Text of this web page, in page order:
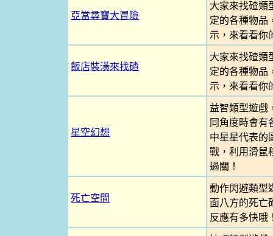
亞當尋寶大冒險
大家來找碴類
定的各種物品
示，來看看你
飯店裝潢來找碴
大家來找碴類
定的各種物品
示，來看看你
星空幻想
益智類型遊戲
同角度時會有
中星星代表的
戰，利用滑鼠
過關！
死亡空間
動作閃避類型
面八方的死亡
反應有多快哦